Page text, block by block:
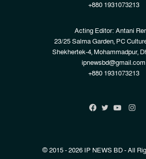
+880 1931073213
Acting Editor: Antani
23/25 Salma Garden, PC
Shekhertek-4, Mohammadpur,
ipnewsbd@gmail.com
+880 1931073213
© 2015 - 2026 IP NEWS BD - All